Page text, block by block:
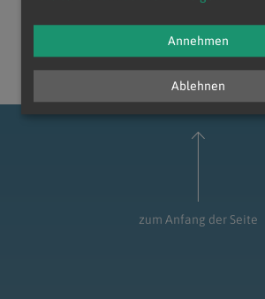
zum Anfang der Seite
Ablehnen
Annehmen